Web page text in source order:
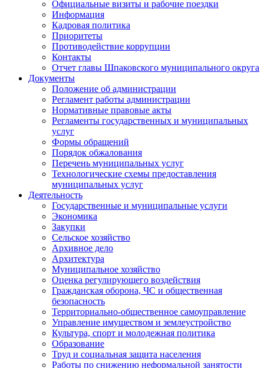
Официальные визиты и рабочие поездки
Информация
Кадровая политика
Приоритеты
Противодействие коррупции
Контакты
Отчет главы Шпаковского муниципального округа
Документы
Положение об администрации
Регламент работы администрации
Нормативные правовые акты
Регламенты государственных и муниципальных
услуг
Формы обращений
Порядок обжалования
Перечень муниципальных услуг
Технологические схемы предоставления
муниципальных услуг
Деятельность
Государственные и муниципальные услуги
Экономика
Закупки
Сельское хозяйство
Архивное дело
Архитектура
Муниципальное хозяйство
Оценка регулирующего воздействия
Гражданская оборона, ЧС и общественная
безопасность
Территориально-общественное самоуправление
Управление имуществом и землеустройство
Культура, спорт и молодежная политика
Образование
Труд и социальная защита населения
Работы по снижению неформальной занятости